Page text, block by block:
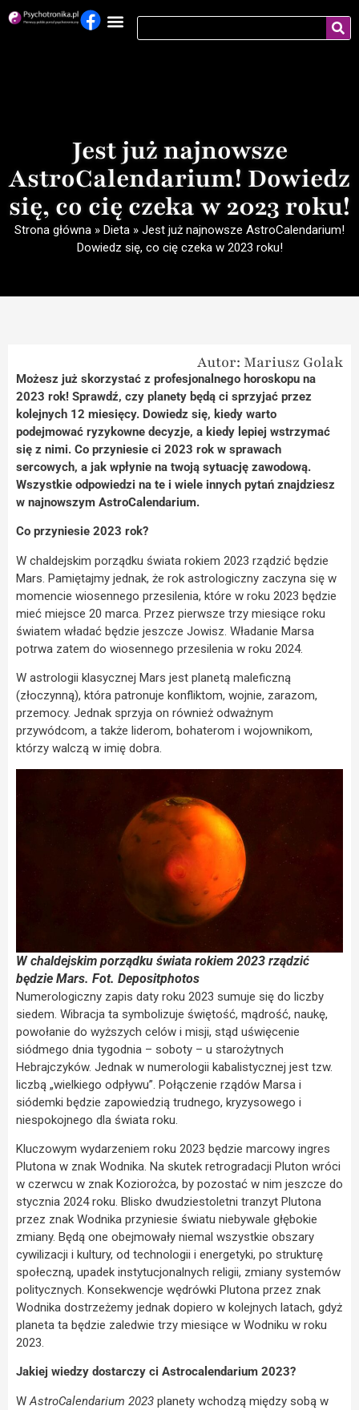
Jest już najnowsze
AstroCalendarium! Dowiedz
się, co cię czeka w 2023 roku!
Strona główna » Dieta » Jest już najnowsze AstroCalendarium!
Dowiedz się, co cię czeka w 2023 roku!
Autor: Mariusz Golak
Możesz już skorzystać z profesjonalnego horoskopu na
2023 rok! Sprawdź, czy planety będą ci sprzyjać przez
kolejnych 12 miesięcy. Dowiedz się, kiedy warto
podejmować ryzykowne decyzje, a kiedy lepiej wstrzymać
się z nimi. Co przyniesie ci 2023 rok w sprawach
sercowych, a jak wpłynie na twoją sytuację zawodową.
Wszystkie odpowiedzi na te i wiele innych pytań znajdziesz
w najnowszym AstroCalendarium.
Co przyniesie 2023 rok?
W chaldejskim porządku świata rokiem 2023 rządzić będzie
Mars. Pamiętajmy jednak, że rok astrologiczny zaczyna się w
momencie wiosennego przesilenia, które w roku 2023 będzie
mieć miejsce 20 marca. Przez pierwsze trzy miesiące roku
światem władać będzie jeszcze Jowisz. Władanie Marsa
potrwa zatem do wiosennego przesilenia w roku 2024.
W astrologii klasycznej Mars jest planetą maleficzną
(złoczynną), która patronuje konfliktom, wojnie, zarazom,
przemocy. Jednak sprzyja on również odważnym
przywódcom, a także liderom, bohaterom i wojownikom,
którzy walczą w imię dobra.
W chaldejskim porządku świata rokiem 2023 rządzić
będzie Mars. Fot. Depositphotos
Numerologiczny zapis daty roku 2023 sumuje się do liczby
siedem. Wibracja ta symbolizuje świętość, mądrość, naukę,
powołanie do wyższych celów i misji, stąd uświęcenie
siódmego dnia tygodnia – soboty – u starożytnych
Hebrajczyków. Jednak w numerologii kabalistycznej jest tzw.
liczbą „wielkiego odpływu”. Połączenie rządów Marsa i
siódemki będzie zapowiedzią trudnego, kryzysowego i
niespokojnego dla świata roku.
Kluczowym wydarzeniem roku 2023 będzie marcowy ingres
Plutona w znak Wodnika. Na skutek retrogradacji Pluton wróci
w czerwcu w znak Koziorożca, by pozostać w nim jeszcze do
stycznia 2024 roku. Blisko dwudziestoletni tranzyt Plutona
przez znak Wodnika przyniesie światu niebywale głębokie
zmiany. Będą one obejmowały niemal wszystkie obszary
cywilizacji i kultury, od technologii i energetyki, po strukturę
społeczną, upadek instytucjonalnych religii, zmiany systemów
politycznych. Konsekwencje wędrówki Plutona przez znak
Wodnika dostrzeżemy jednak dopiero w kolejnych latach, gdyż
planeta ta będzie zaledwie trzy miesiące w Wodniku w roku
2023.
Jakiej wiedzy dostarczy ci Astrocalendarium 2023?
WAstroCalendarium 2023 planety wchodzą między sobą w